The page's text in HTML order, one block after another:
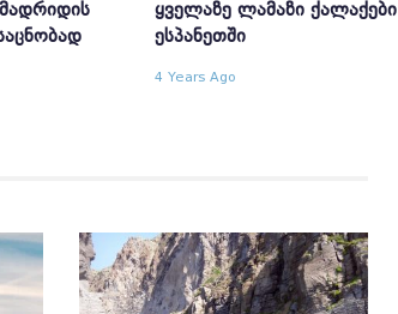
ᲧᲕᲔᲚᲐᲖᲔ ᲚᲐᲛᲐᲖᲘ ᲥᲐᲚᲐᲥᲔᲑᲘ
ᲔᲡᲞᲐᲜᲔᲗᲨᲘ
4 Years Ago